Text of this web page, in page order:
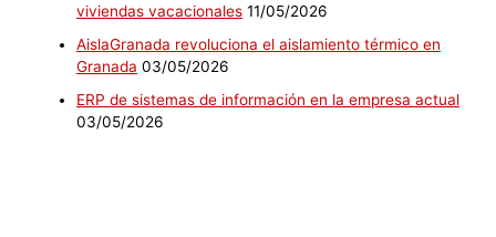
viviendas vacacionales 11/05/2026
AislaGranada revoluciona el aislamiento térmico en
Granada 03/05/2026
ERP de sistemas de información en la empresa actual
03/05/2026